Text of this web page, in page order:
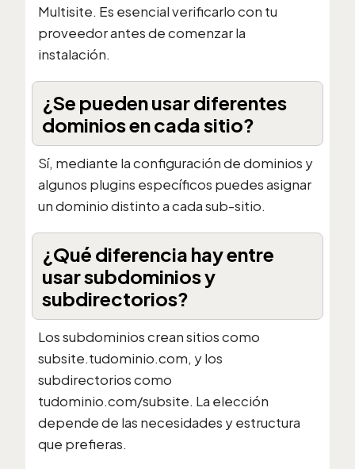
Multisite. Es esencial verificarlo con tu
proveedor antes de comenzar la
instalación.
¿Se pueden usar diferentes
dominios en cada sitio?
Sí, mediante la configuración de dominios y
algunos plugins específicos puedes asignar
un dominio distinto a cada sub-sitio.
¿Qué diferencia hay entre
usar subdominios y
subdirectorios?
Los subdominios crean sitios como
subsite.tudominio.com, y los
subdirectorios como
tudominio.com/subsite. La elección
depende de las necesidades y estructura
que prefieras.